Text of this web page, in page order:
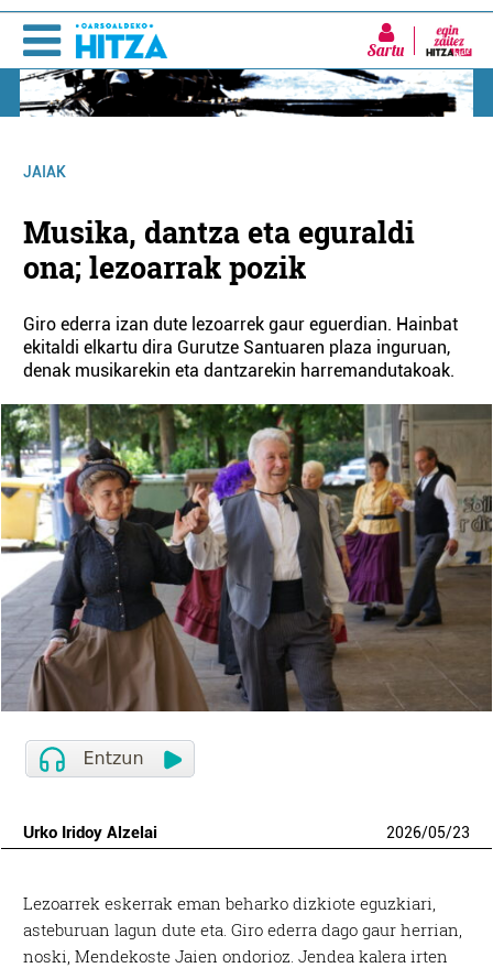
Sartu
JAIAK
Musika, dantza eta eguraldi
ona; lezoarrak pozik
Giro ederra izan dute lezoarrek gaur eguerdian. Hainbat
ekitaldi elkartu dira Gurutze Santuaren plaza inguruan,
denak musikarekin eta dantzarekin harremandutakoak.
Urko Iridoy Alzelai 2026/05/23
Lezoarrek eskerrak eman beharko dizkiote eguzkiari,
asteburuan lagun dute eta. Giro ederra dago gaur herrian,
noski, Mendekoste Jaien ondorioz. Jendea kalera irten